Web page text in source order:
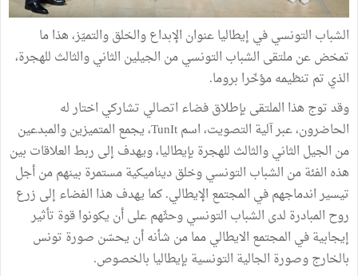
الشباب التونسي في إيطاليا عنوان الإبداع والخلق والتميّز، هذا ما
تمخض عن ملتقى الشباب التونسي من الجيلين الثاني والثالث للهجرة،
الذي تم تنظيمه مؤخّرا بروما.
وقد توج هذا الملتقى بإطلاق فضاء اتصالي تشاركي اختار له
الحاضرون، عبر آلية التصويت، اسم TunIt، يجمع المتميزين والمبدعين
من الجيل الثاني والثالث للهجرة بإيطاليا، ويهدف إلى ربط العلاقات بين
هذه الفئة من الشباب التونسي وخلق ديناميكية مستمرة بينهم من أجل
تيسير اندماجهم في المجتمع الإيطالي. كما يهدف هذا الفضاء إلى زرع
روح المبادرة لدى الشباب التونسي وحثّهم على أن يكونوا قوة تأثير
إيجابية في المجتمع الايطالي مما من شأنه أن يحسّن صورة تونس
بالخارج وصورة الجالية التونسية بإيطاليا بالخصوص.